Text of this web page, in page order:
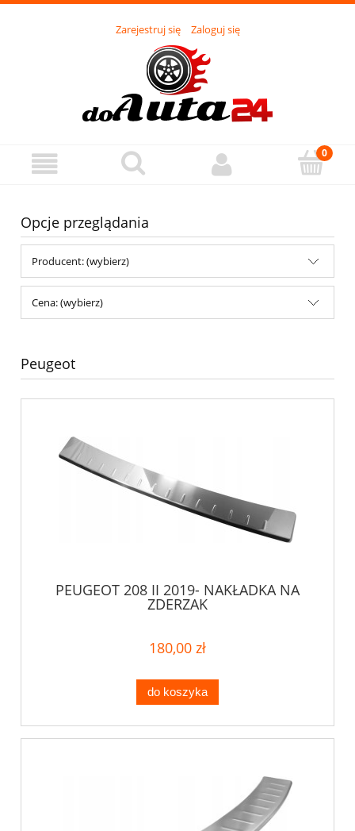
Zarejestruj się Zaloguj się
Opcje przeglądania
Producent: (wybierz)
Cena: (wybierz)
Peugeot
PEUGEOT 208 II 2019- NAKŁADKA NA
ZDERZAK
180,00 zł
do koszyka